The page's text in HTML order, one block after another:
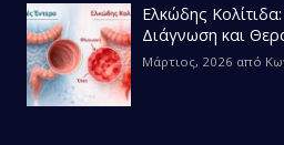
Ελκώδης
Διάγνωση και
Μάρτιος, 2026 από